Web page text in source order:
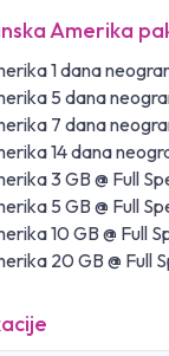
Amerika
1 dana
5 dana
7 dana
14 dana
3 GB @ Full
5 GB @ Full
10 GB @ Full
20 GB @ Full